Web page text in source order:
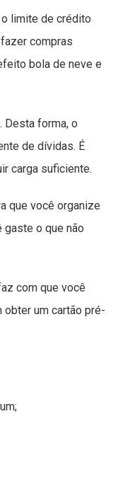
limite de crédito
compras
bola de neve e
Desta forma, o
de dívidas. É
carga suficiente.
que você organize
o que não
com que você
obter um cartão pré-